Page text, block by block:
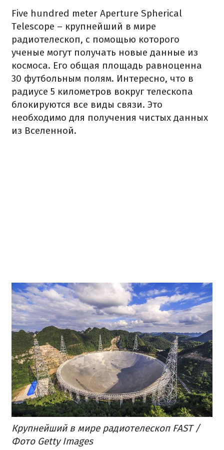
Five hundred meter Aperture Spherical
Telescope – крупнейший в мире
радиотелескоп, с помощью которого
ученые могут получать новые данные из
космоса. Его общая площадь равноценна
30 футбольным полям. Интересно, что в
радиусе 5 километров вокруг телескопа
блокируются все виды связи. Это
необходимо для получения чистых данных
из Вселенной.
Крупнейший в мире радиотелескоп FAST /
Фото Getty Images